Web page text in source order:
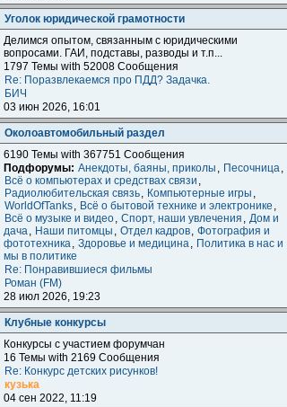
Уголок юридической грамотности
Делимся опытом, связанным с юридическими
вопросами. ГАИ, подставы, разводы и т.п...
1797 Темы with 52008 Сообщения
Re: Поразвлекаемся про ПДД? Задачка.
БИЧ
03 июн 2026, 16:01
Околоавтомобильный раздел
6190 Темы with 367751 Сообщения
Подфорумы: Анекдоты, баяны, приколы , Песочница,
Всё о компьютерах и средствах связи ,
Радиолюбительская связь, Компьютерные игры ,
WorldOfTanks, Всё о бытовой технике и электронике ,
Всё о музыке и видео, Спорт, наши увлечения , Дом и
дача, Наши питомцы , Отдел кадров, Фотография и
фототехника, Здоровье и медицина, Политика в нас и
мы в политике
Re: Понравившиеся фильмы
Роман (FM)
28 июл 2026, 19:23
Клубные конкурсы
Конкурсы с участием форумчан
16 Темы with 2169 Сообщения
Re: Конкурс детских рисунков!
кузька
04 сен 2022, 11:19